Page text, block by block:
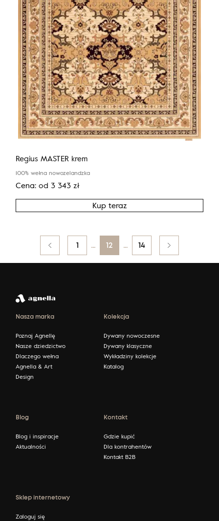
Regius MASTER krem
100% wełna nowozelandzka
Cena: od 3 343 zł
Kup teraz
Posts
pagination
Poprzedni 1 … 12 … 14
Nasza marka
Poznaj Agnellę
Nasze dziedzictwo
Dlaczego wełna
Agnella & Art
Design
Kolekcja
Dywany nowoczesne
Dywany klasyczne
Wykładziny kolekcje
Katalog
Blog
Blog i inspiracje
Aktualności
Kontakt
Gdzie kupić
Dla kontrahentów
Kontakt B2B
Sklep internetowy
Zaloguj się